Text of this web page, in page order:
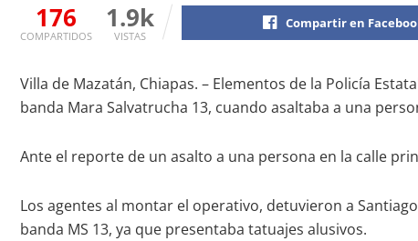
176
COMPARTIDOS
1.9k
VISTAS
Compartir en
Villa de Mazatán, Chiapas. – Elementos de la Policía
banda Mara Salvatrucha 13, cuando asaltaba a una
Ante el reporte de un asalto a una persona en la calle
Los agentes al montar el operativo, detuvieron a
banda MS 13, ya que presentaba tatuajes alusivos.